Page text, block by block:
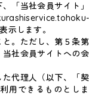
「当社会員サイト」
します。
と。ただし、第５条第
社会員サイトへの会
代理人（以下、「契
用できるものとしま